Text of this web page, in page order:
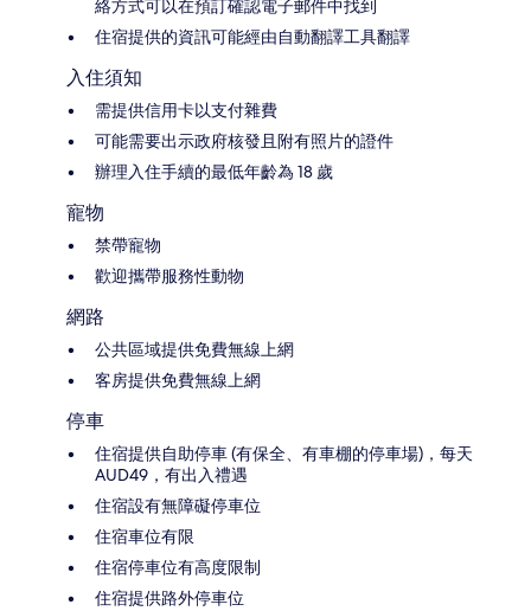
絡方式可以在預訂確認電子郵件中找到
住宿提供的資訊可能經由自動翻譯工具翻譯
入住須知
需提供信用卡以支付雜費
可能需要出示政府核發且附有照片的證件
辦理入住手續的最低年齡為 18 歲
寵物
禁帶寵物
歡迎攜帶服務性動物
網路
公共區域提供免費無線上網
客房提供免費無線上網
停車
住宿提供自助停車 (有保全、有車棚的停車場)，每天
AUD49，有出入禮遇
住宿設有無障礙停車位
住宿車位有限
住宿停車位有高度限制
住宿提供路外停車位